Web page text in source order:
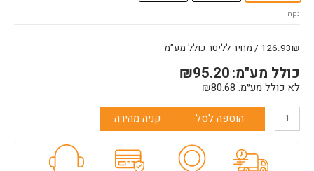
נקה
126.93₪ / מחיר לליטר כולל מע”מ
₪95.20כולל מע"מ:
לא כולל מע״מ: ₪80.68
הוספה לסל קניה מהירה